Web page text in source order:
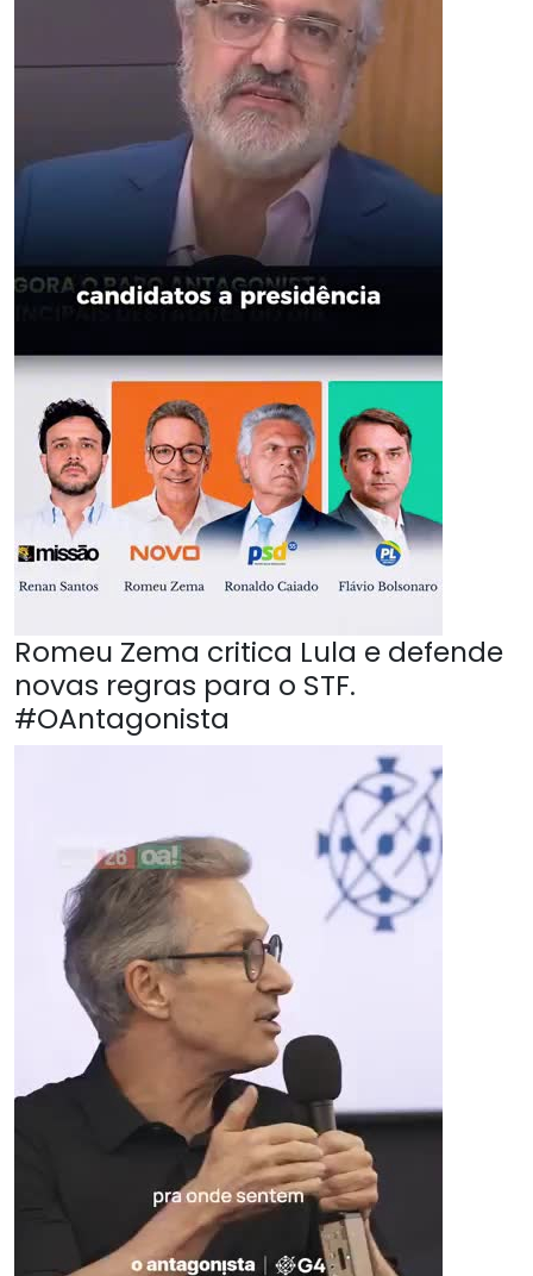
Romeu Zema critica Lula e defende
novas regras para o STF.
#OAntagonista